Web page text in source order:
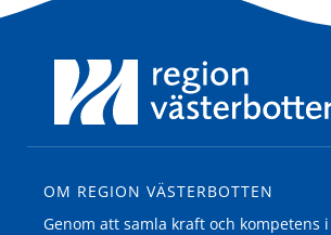
OM REGION VÄSTERBOTTEN
Genom att samla kraft och kompetens